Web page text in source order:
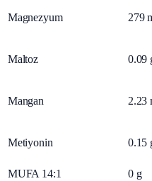
Magnezyum 279
Maltoz 0.09
Mangan 2.23
Metiyonin 0.15
MUFA 14:1 0 g